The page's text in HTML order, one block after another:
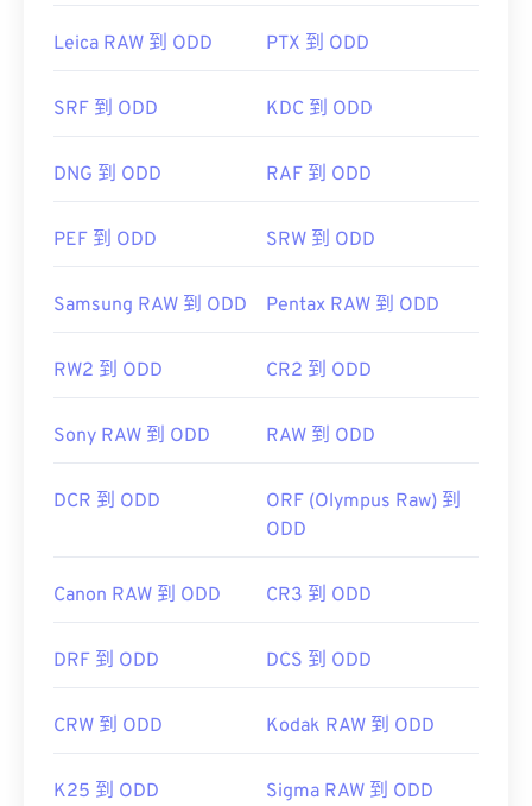
Photoshop
Photoshop Elements
href="https://www.roxio.com/en/products/creator/pro/
target="_blank">NXT Pro
Leica RAW 到 ODD PTX 到 ODD
SRF 到 ODD KDC 到 ODD
DNG 到 ODD RAF 到 ODD
PEF 到 ODD SRW 到 ODD
Samsung RAW 到 ODD Pentax RAW 到 ODD
RW2 到 ODD CR2 到 ODD
Sony RAW 到 ODD RAW 到 ODD
DCR 到 ODD
ORF (Olympus Raw) 到
ODD
Canon RAW 到 ODD CR3 到 ODD
DRF 到 ODD DCS 到 ODD
CRW 到 ODD Kodak RAW 到 ODD
K25 到 ODD Sigma RAW 到 ODD